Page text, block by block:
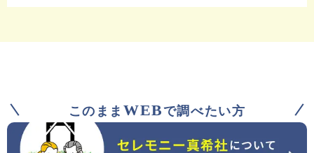
このまま WEB で調べたい方